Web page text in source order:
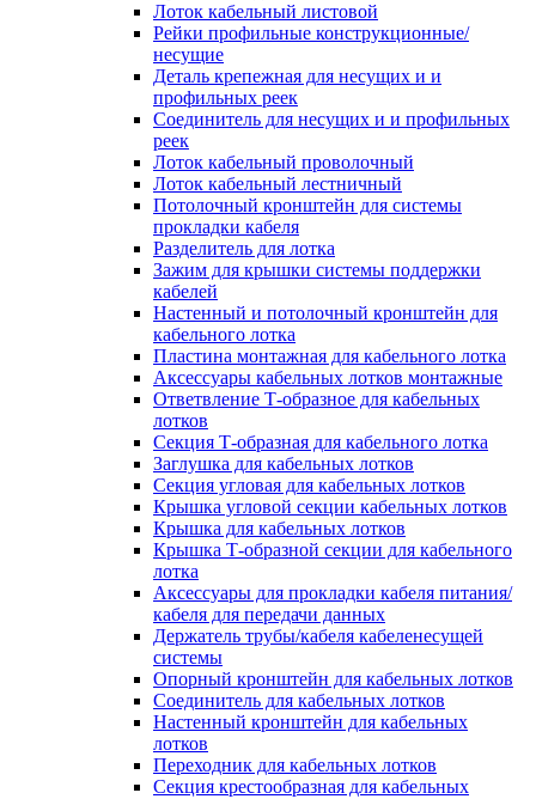
Лоток кабельный листовой
Рейки профильные конструкционные/
несущие
Деталь крепежная для несущих и и
профильных реек
Соединитель для несущих и и профильных
реек
Лоток кабельный проволочный
Лоток кабельный лестничный
Потолочный кронштейн для системы
прокладки кабеля
Разделитель для лотка
Зажим для крышки системы поддержки
кабелей
Настенный и потолочный кронштейн для
кабельного лотка
Пластина монтажная для кабельного лотка
Аксессуары кабельных лотков монтажные
Ответвление Т-образное для кабельных
лотков
Секция Т-образная для кабельного лотка
Заглушка для кабельных лотков
Секция угловая для кабельных лотков
Крышка угловой секции кабельных лотков
Крышка для кабельных лотков
Крышка Т-образной секции для кабельного
лотка
Аксессуары для прокладки кабеля питания/
кабеля для передачи данных
Держатель трубы/кабеля кабеленесущей
системы
Опорный кронштейн для кабельных лотков
Соединитель для кабельных лотков
Настенный кронштейн для кабельных
лотков
Переходник для кабельных лотков
Секция крестообразная для кабельных